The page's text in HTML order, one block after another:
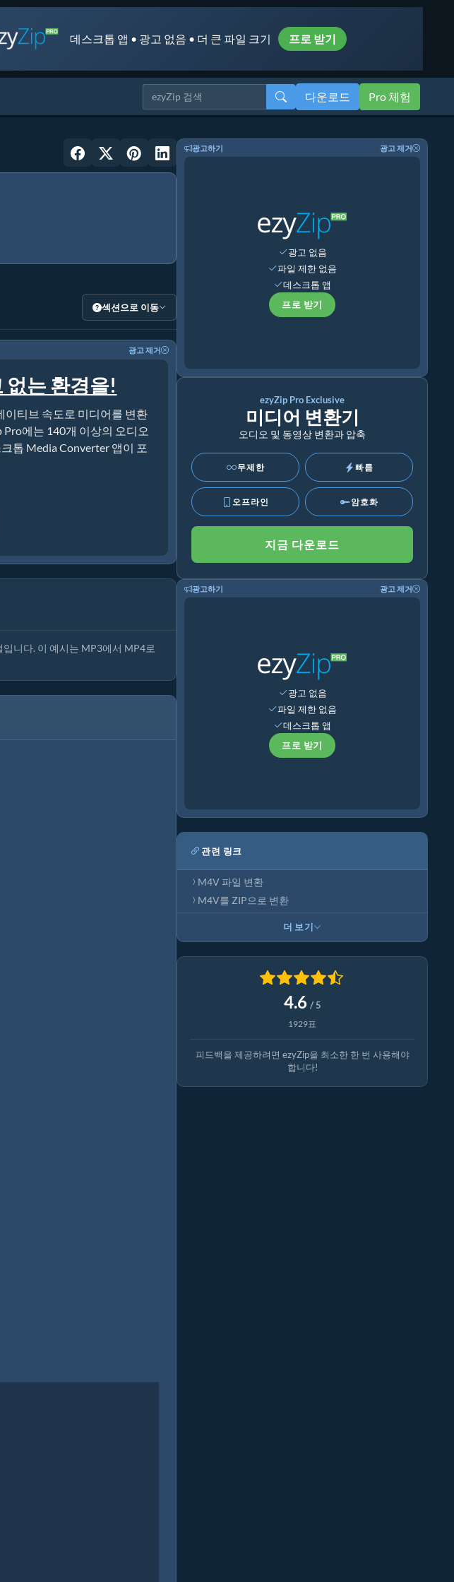
데스크톱 앱 • 광고 없음 • 더 큰 파일 크기 프로 받기
다운로드 Pro 체험
섹션으로 이동
광고 제거
없는 환경을!
이티브 속도로 미디어를 변환
에는 140개 이상의 오디오
톱 Media Converter 앱이 포
니다. 이 예시는 MP3에서 MP4로
광고하기 광고 제거
광고 없음
파일 제한 없음
데스크톱 앱
프로 받기
ezyZip Pro Exclusive
미디어 변환기
오디오 및 동영상 변환과 압축
무제한 빠름
오프라인 암호화
지금 다운로드
광고하기 광고 제거
광고 없음
파일 제한 없음
데스크톱 앱
프로 받기
관련 링크
M4V 파일 변환
M4V를 ZIP으로 변환
더 보기
4.6 / 5
1929표
피드백을 제공하려면 ezyZip을 최소한 한 번 사용해야
합니다!